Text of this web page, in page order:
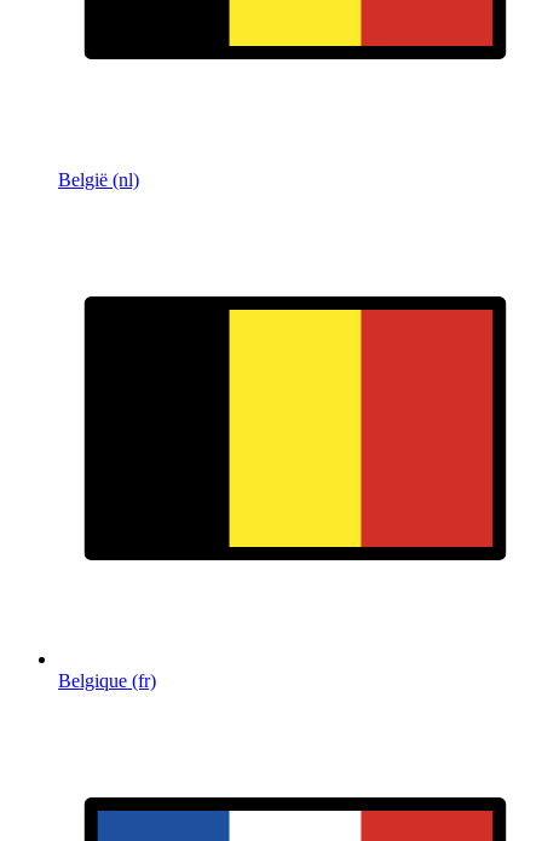
België (nl)
Belgique (fr)